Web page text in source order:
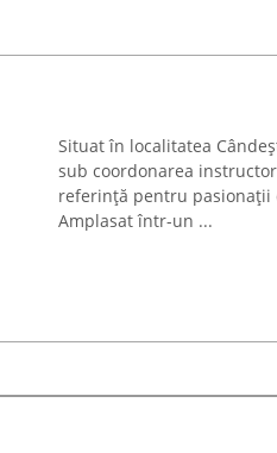
Situat în localitatea
sub coordonarea
referință pentru
Amplasat într-un ...